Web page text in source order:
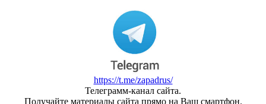
https://t.me/zapadrus/
Телеграмм-канал сайта.
Получайте материалы сайта прямо на Ваш смартфон.